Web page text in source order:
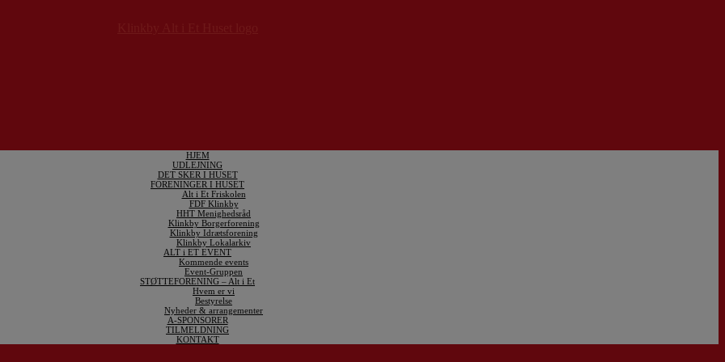
HJEM
UDLEJNING
DET SKER I HUSET
FORENINGER I HUSET
Alt i Et Friskolen
FDF Klinkby
HHT Menighedsråd
Klinkby Borgerforening
Klinkby Idrætsforening
Klinkby Lokalarkiv
ALT i ET EVENT
Kommende events
Event-Gruppen
STØTTEFORENING – Alt i Et
Hvem er vi
Bestyrelse
Nyheder & arrangementer
A-SPONSORER
TILMELDNING
KONTAKT